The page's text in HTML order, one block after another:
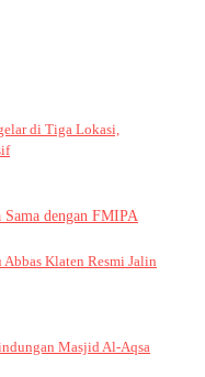
di Tiga Lokasi,
Klaten Resmi Jalin
Masjid Al-Aqsa